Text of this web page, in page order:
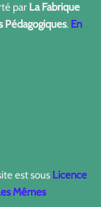
par La Fabrique
Pédagogiques. En
est sous Licence
Mêmes